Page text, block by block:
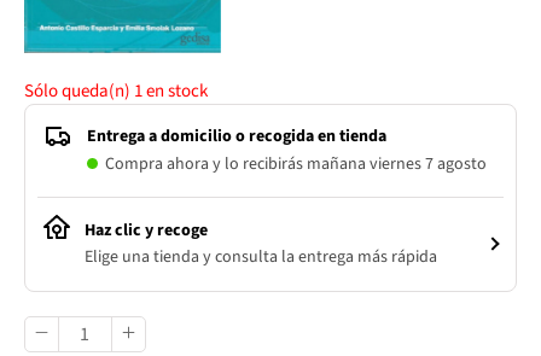
Sólo queda(n) 1en stock
Entrega a domicilio o recogida en tienda
Compra ahora y lo recibirás mañana viernes 7 agosto
Haz clic y recoge
Elige una tienda y consulta la entrega más rápida